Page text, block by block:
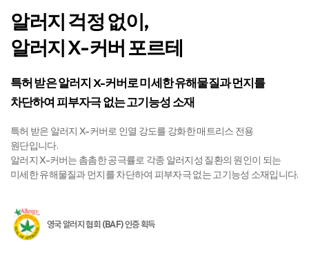
알러지 걱정 없이,
알러지 X-커버 포르테
특허 받은 알러지 X-커버로 미세한 유해물질과 먼지를
차단하여 피부자극 없는 고기능성 소재
특허 받은 알러지 X-커버로 인열 강도를 강화한 매트리스 전용
원단입니다.
알러지 X-커버는 촘촘한 공극률로 각종 알러지성 질환의 원인이 되는
미세한 유해물질과 먼지를 차단하여 피부자극 없는 고기능성 소재입니다.
영국 알러지 협회 (BAF) 인증 획득